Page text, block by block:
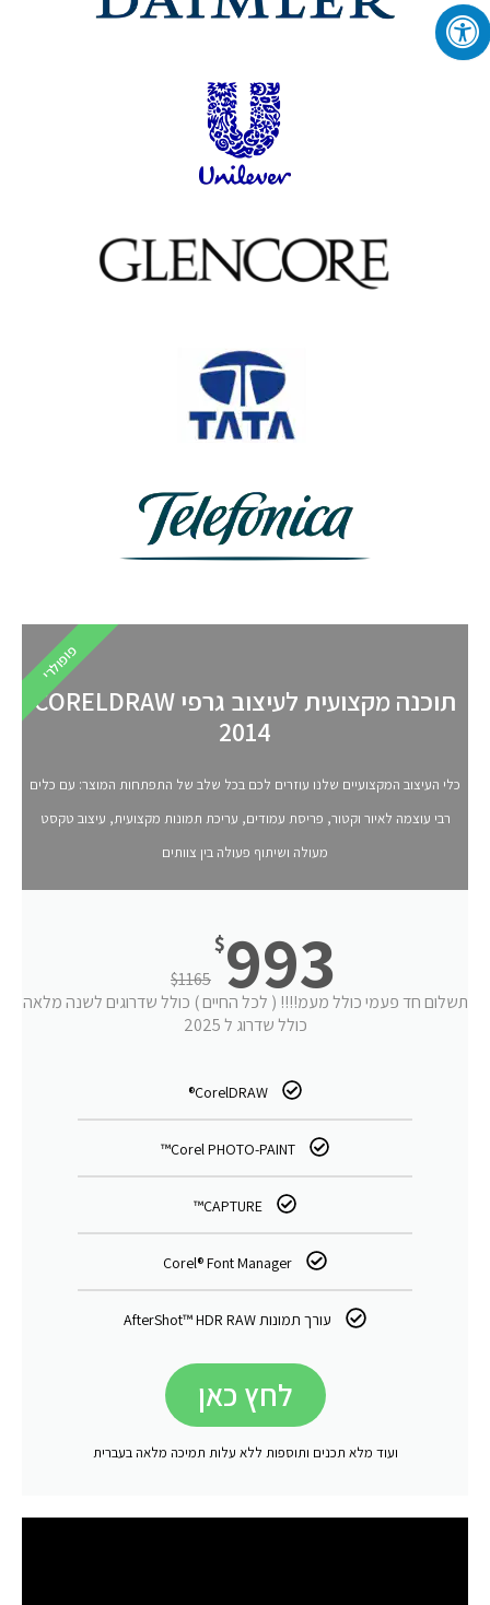
תוכנה מקצועית לעיצוב גרפי CORELDRAW
2014
כלי העיצוב המקצועיים שלנו עוזרים לכם בכל שלב של התפתחות המוצר: עם כלים
רבי עוצמה לאיור וקטור, פריסת עמודים, עריכת תמונות מקצועית, עיצוב טקסט
מעולה ושיתוף פעולה בין צוותים
$1165
$993
תשלום חד פעמי כולל מעמ!!!! ( לכל החיים ) כולל שדרוגים לשנה מלאה
כולל שדרוג ל 2025
CorelDRAW®
Corel PHOTO-PAINT™
CAPTURE™
Corel® Font Manager
עורך תמונות AfterShot™ HDR RAW
לחץ כאן
ועוד מלא תכנים ותוספות ללא עלות תמיכה מלאה בעברית
פופולרי